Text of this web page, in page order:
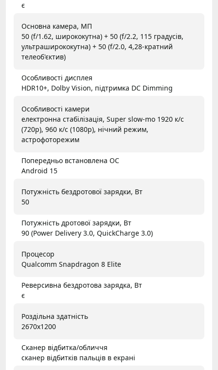
є
Основна камера, МП
50 (f/1.62, ширококутна) + 50 (f/2.2, 115 градусів,
ультраширококутна) + 50 (f/2.0, 4,28-кратний
телеоб'єктив)
Особливості дисплея
HDR10+, Dolby Vision, підтримка DC Dimming
Особливості камери
електронна стабілізація, Super slow-mo 1920 к/с
(720p), 960 к/с (1080p), нічний режим,
астрофоторежим
Попередньо встановлена ОС
Android 15
Потужність бездротової зарядки, Вт
50
Потужність дротової зарядки, Вт
90 (Power Delivery 3.0, QuickCharge 3.0)
Процесор
Qualcomm Snapdragon 8 Elite
Реверсивна бездротова зарядка, Вт
є
Роздільна здатність
2670x1200
Сканер відбитка/обличчя
сканер відбитків пальців в екрані